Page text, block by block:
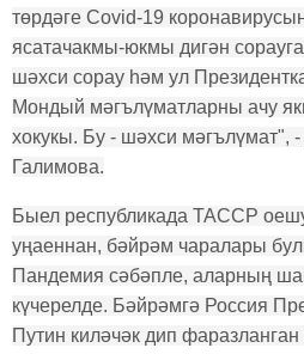
төрдәге Covid-19
ясатачакмы-юкмы дигән
шәхси сорау һәм ул
Мондый мәгълүматларны ачу
хокукы. Бу - шәхси мәгълүмат",
Галимова.
Быел республикада ТАССР
уңаеннан, бәйрәм чаралары
Пандемия сәбәпле, аларның
күчерелде. Бәйрәмгә Россия
Путин киләчәк дип